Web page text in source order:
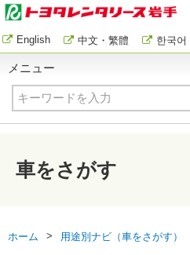
English 中文・繁體 한국어
メニュー
車をさがす
ホーム > 用途別ナビ（車をさがす）